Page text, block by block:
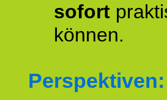
sofort
können.
Perspektiven: